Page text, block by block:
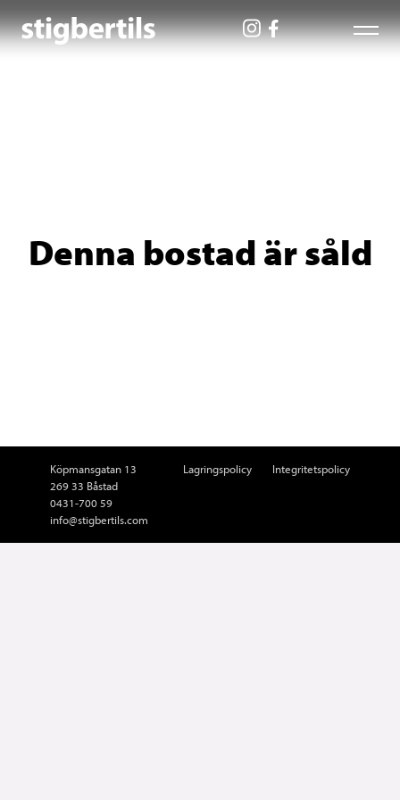
Denna bostad är såld
Köpmansgatan 13
269 33 Båstad
0431-700 59
info@stigbertils.com
Lagringspolicy Integritetspolicy